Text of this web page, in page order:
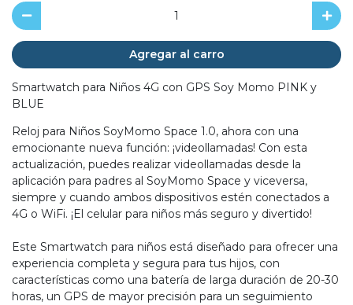
Agregar al carro
Smartwatch para Niños 4G con GPS Soy Momo PINK y
BLUE
Reloj para Niños SoyMomo Space 1.0, ahora con una
emocionante nueva función: ¡videollamadas! Con esta
actualización, puedes realizar videollamadas desde la
aplicación para padres al SoyMomo Space y viceversa,
siempre y cuando ambos dispositivos estén conectados a
4G o WiFi. ¡El celular para niños más seguro y divertido!
Este Smartwatch para niños está diseñado para ofrecer una
experiencia completa y segura para tus hijos, con
características como una batería de larga duración de 20-30
horas, un GPS de mayor precisión para un seguimiento